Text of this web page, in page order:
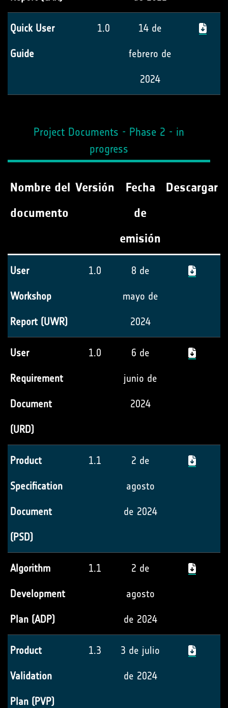
Quick User
Guide
1.0 14 de
febrero de
2024
Project Documents - Phase 2 - in
progress
Nombre del
documento
Versión
Fecha
de
emisión
Descargar
User
Workshop
Report (UWR)
1.0 8 de
mayo de
2024
User
Requirement
Document
(URD)
1.0 6 de
junio de
2024
Product
Specification
Document
(PSD)
1.1 2 de
agosto
de 2024
Algorithm
Development
Plan (ADP)
1.1 2 de
agosto
de 2024
Product
Validation
Plan (PVP)
1.3 3 de julio
de 2024